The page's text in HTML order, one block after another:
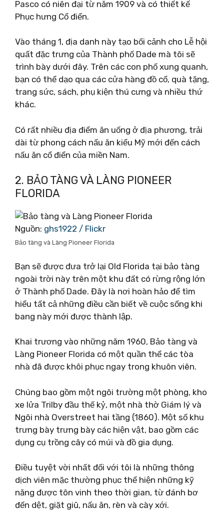
Pasco có niên đại từ năm 1909 và có thiết kế
Phục hưng Cổ điển.
Vào tháng 1, địa danh này tạo bối cảnh cho Lễ hội
quất đặc trưng của Thành phố Dade mà tôi sẽ
trình bày dưới đây. Trên các con phố xung quanh,
bạn có thể dạo qua các cửa hàng đồ cổ, quà tặng,
trang sức, sách, phụ kiện thú cưng và nhiều thứ
khác.
Có rất nhiều địa điểm ăn uống ở địa phương, trải
dài từ phong cách nấu ăn kiểu Mỹ mới đến cách
nấu ăn cổ điển của miền Nam.
2. BẢO TÀNG VÀ LÀNG PIONEER
FLORIDA
Nguồn: ghs1922 / Flickr
Bảo tàng và Làng Pioneer Florida
Bạn sẽ được đưa trở lại Old Florida tại bảo tàng
ngoài trời này trên một khu đất có rừng rộng lớn
ở Thành phố Dade. Đây là nơi hoàn hảo để tìm
hiểu tất cả những điều cần biết về cuộc sống khi
bang này mới được thành lập.
Khai trương vào những năm 1960, Bảo tàng và
Làng Pioneer Florida có một quần thể các tòa
nhà đã được khôi phục ngay trong khuôn viên.
Chúng bao gồm một ngôi trường một phòng, kho
xe lửa Trilby đầu thế kỷ, một nhà thờ Giám lý và
Ngôi nhà Overstreet hai tầng (1860). Một số khu
trưng bày trưng bày các hiện vật, bao gồm các
dụng cụ trồng cây có múi và đồ gia dụng.
Điều tuyệt vời nhất đối với tôi là những thông
dịch viên mặc thường phục thể hiện những kỹ
năng được tôn vinh theo thời gian, từ đánh bơ
đến dệt, giặt giũ, nấu ăn, rèn và cày xới.